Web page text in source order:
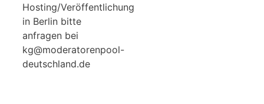
Hosting/Veröffentlichung
in Berlin bitte
anfragen bei
kg@moderatorenpool-
deutschland.de